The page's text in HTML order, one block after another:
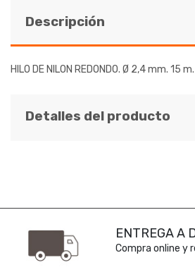
Descripción
HILO DE NILON REDONDO. Ø 2,4 mm. 15 m.
Detalles del producto
ENTREGA A
Compra online y